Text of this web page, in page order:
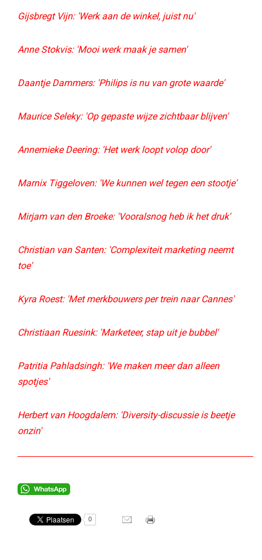
Gijsbregt Vijn: 'Werk aan de winkel, juist nu'
Anne Stokvis: 'Mooi werk maak je samen'
Daantje Dammers: 'Philips is nu van grote waarde'
Maurice Seleky: 'Op gepaste wijze zichtbaar blijven'
Annemieke Deering: 'Het werk loopt volop door'
Marnix Tiggeloven: 'We kunnen wel tegen een stootje'
Mirjam van den Broeke: 'Vooralsnog heb ik het druk'
Christian van Santen: 'Complexiteit marketing neemt
toe'
Kyra Roest: 'Met merkbouwers per trein naar Cannes'
Christiaan Ruesink: 'Marketeer, stap uit je bubbel'
Patritia Pahladsingh: 'We maken meer dan alleen
spotjes'
Herbert van Hoogdalem: 'Diversity-discussie is beetje
onzin'
0